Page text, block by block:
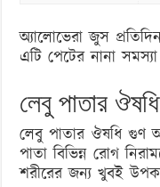
অ্যালোভেরা জুস
এটি পেটের নানা
লেবু পাতার
লেবু পাতার ঔষধি গুণ
পাতা বিভিন্ন রোগ
শরীরের জন্য খুবই